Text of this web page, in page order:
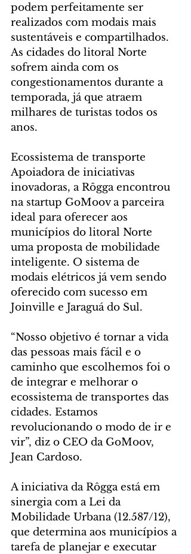
podem perfeitamente ser
realizados com modais mais
sustentáveis e compartilhados.
As cidades do litoral Norte
sofrem ainda com os
congestionamentos durante a
temporada, já que atraem
milhares de turistas todos os
anos.
Ecossistema de transporte
Apoiadora de iniciativas
inovadoras, a Rôgga encontrou
na startup GoMoov a parceira
ideal para oferecer aos
municípios do litoral Norte
uma proposta de mobilidade
inteligente. O sistema de
modais elétricos já vem sendo
oferecido com sucesso em
Joinville e Jaraguá do Sul.
“Nosso objetivo é tornar a vida
das pessoas mais fácil e o
caminho que escolhemos foi o
de integrar e melhorar o
ecossistema de transportes das
cidades. Estamos
revolucionando o modo de ir e
vir”, diz o CEO da GoMoov,
Jean Cardoso.
A iniciativa da Rôgga está em
sinergia com a Lei da
Mobilidade Urbana (12.587/12),
que determina aos municípios a
tarefa de planejar e executar